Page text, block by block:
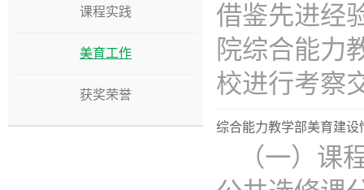
课程实践
美育工作
获奖荣誉
借鉴先进经
院综合能力
校进行考察
综合能力教学部美育建设
（一）课